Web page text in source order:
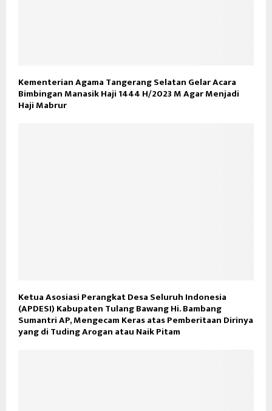
Kementerian Agama Tangerang Selatan Gelar Acara
Bimbingan Manasik Haji 1444 H/2023 M Agar Menjadi
Haji Mabrur
Ketua Asosiasi Perangkat Desa Seluruh Indonesia
(APDESI) Kabupaten Tulang Bawang Hi. Bambang
Sumantri AP, Mengecam Keras atas Pemberitaan Dirinya
yang di Tuding Arogan atau Naik Pitam